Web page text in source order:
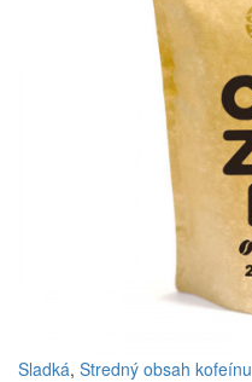
Sladká, Stredný obsah kofeínu